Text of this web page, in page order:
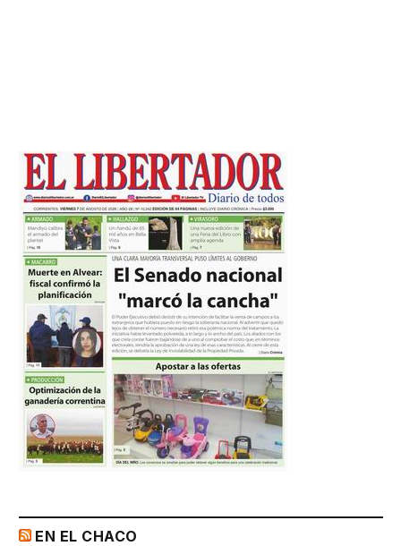
EN EL CHACO